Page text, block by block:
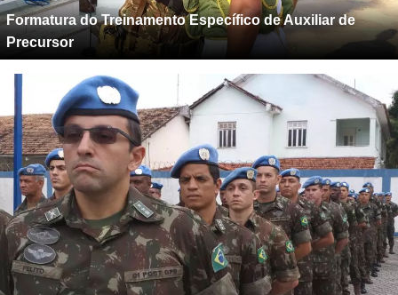
Formatura do Treinamento Específico de Auxiliar de
Precursor